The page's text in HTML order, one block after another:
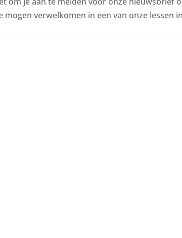
mogen verwelkomen in een van onze lessen